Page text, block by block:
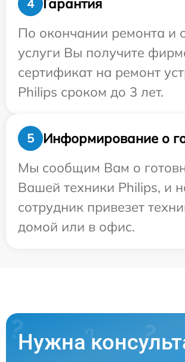
4
По окончании ремонта и
услуги Вы получите
сертификат на ремонт
Philips сроком до 3 лет.
5
Информирование о
Мы сообщим Вам о
Вашей техники Philips, и
сотрудник привезет
домой или в офис.
Нужна